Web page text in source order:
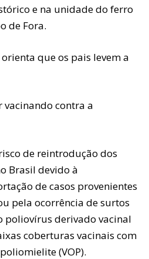
e na unidade do ferro
de Fora.
que os pais levem a
vacinando contra a
de reintrodução dos
Brasil devido à
de casos provenientes
pela ocorrência de surtos
poliovírus derivado vacinal
coberturas vacinais com
(VOP).